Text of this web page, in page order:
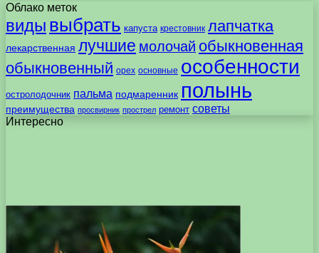
Облако меток
виды выбрать капуста крестовник лапчатка
лекарственная лучшие молочай обыкновенная
обыкновенный орех основные особенности
остролодочник пальма подмаренник полынь
преимущества просвирник прострел ремонт советы
Интересно